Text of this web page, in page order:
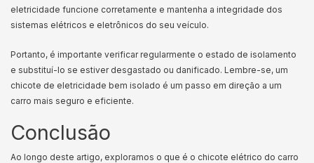
eletricidade funcione corretamente e mantenha a integridade dos
sistemas elétricos e eletrônicos do seu veículo.
Portanto, é importante verificar regularmente o estado de isolamento
e substituí-lo se estiver desgastado ou danificado. Lembre-se, um
chicote de eletricidade bem isolado é um passo em direção a um
carro mais seguro e eficiente.
Conclusão
Ao longo deste artigo, exploramos o que é o chicote elétrico do carro